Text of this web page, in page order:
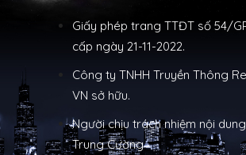
Giấy phép trang TTĐT số 54/
cấp ngày 21-11-2022.
Công ty TNHH Truyền Thông
VN sở hữu.
Người chịu trách nhiệm nội
Trung Cường